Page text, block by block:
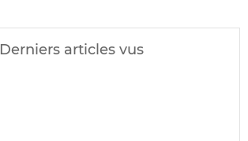
Derniers articles vus